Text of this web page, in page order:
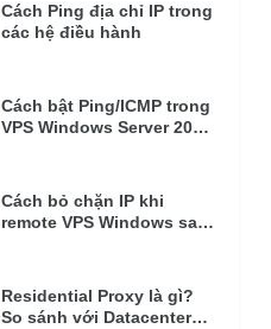
Cách Ping địa chỉ IP trong
các hệ điều hành
Cách bật Ping/ICMP trong
VPS Windows Server 2016
Cách bỏ chặn IP khi
remote VPS Windows sai
Residential Proxy là gì?
So sánh với Datacenter